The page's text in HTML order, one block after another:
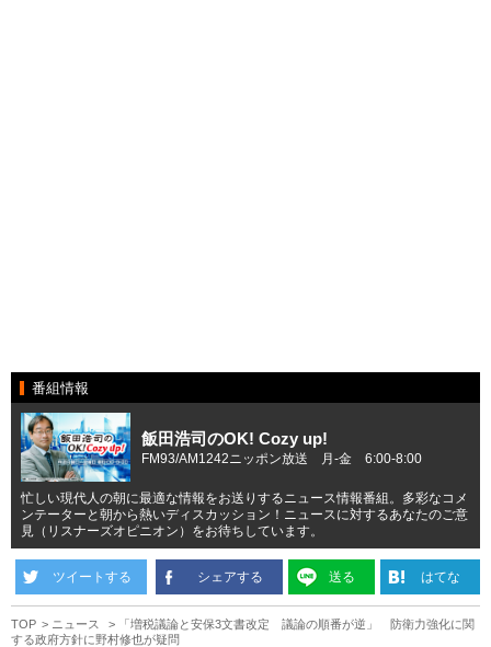
番組情報
飯田浩司のOK! Cozy up!
FM93/AM1242ニッポン放送 月-金 6:00-8:00
忙しい現代人の朝に最適な情報をお送りするニュース情報番組。多彩なコメ
ンテーターと朝から熱いディスカッション！ニュースに対するあなたのご意
見（リスナーズオピニオン）をお待ちしています。
ツイートする シェアする 送る はてな
TOP ニュース
「増税議論と安保3文書改定 議論の順番が逆」 防衛力強化に関
する政府方針に野村修也が疑問